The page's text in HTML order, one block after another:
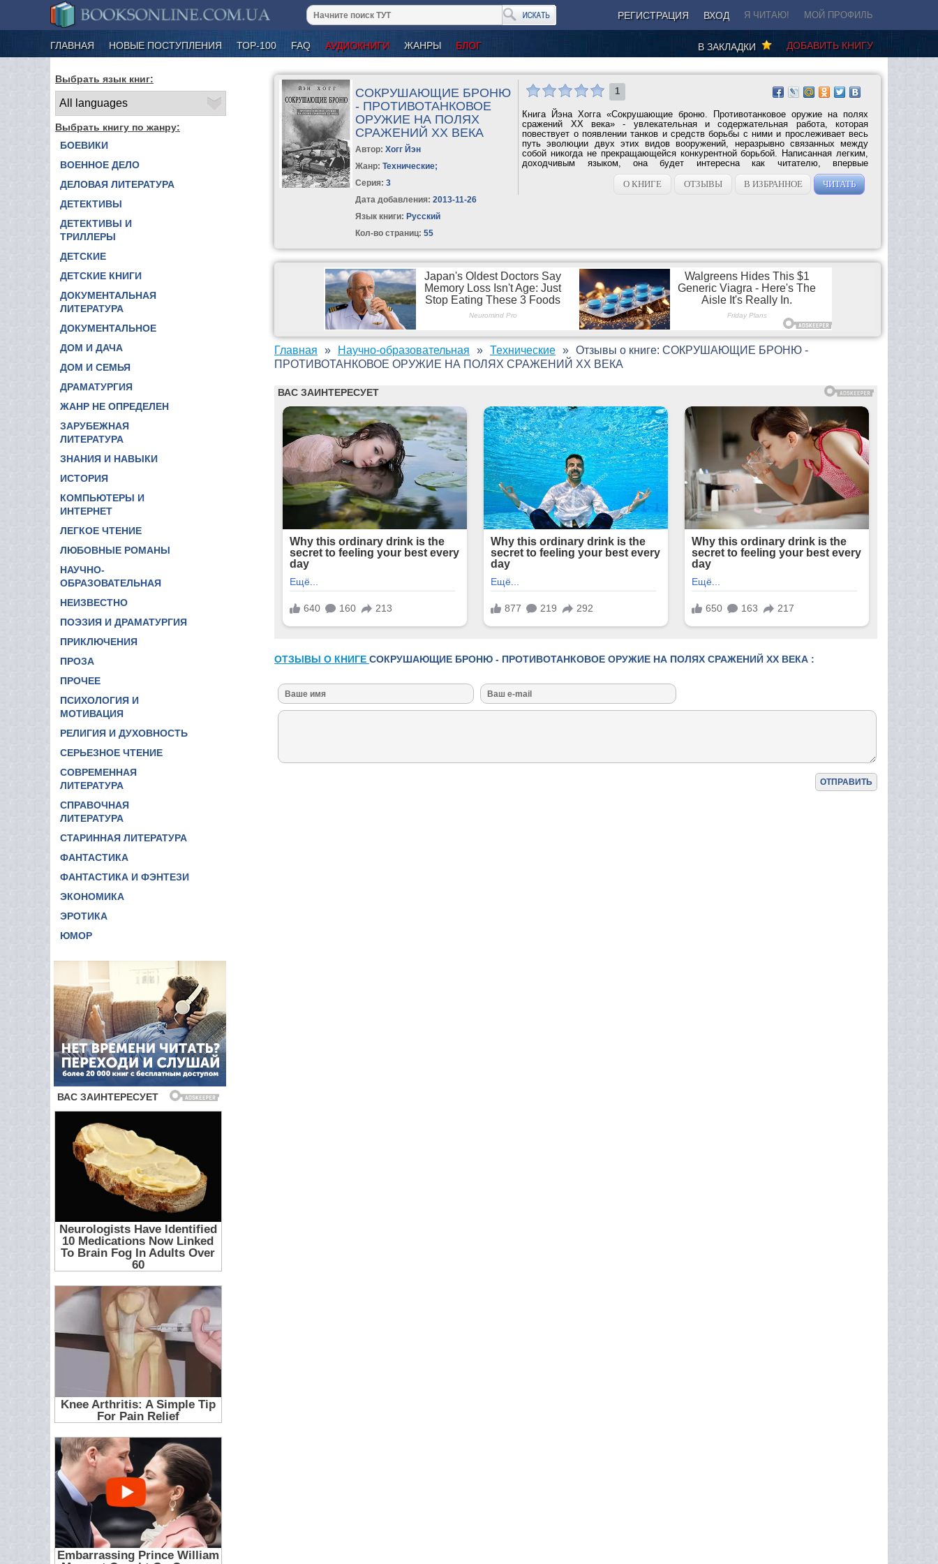
РЕГИСТРАЦИЯ ВХОД Я ЧИТАЮ! МОЙ ПРОФИЛЬ
ГЛАВНАЯ НОВЫЕ ПОСТУПЛЕНИЯ ТОР-100 FAQ АУДИОКНИГИ ЖАНРЫ БЛОГ ДОБАВИТЬ КНИГУ
В ЗАКЛАДКИ
Выбрать язык книг:
Выбрать книгу по жанру:
БОЕВИКИ
ВОЕННОЕ ДЕЛО
ДЕЛОВАЯ ЛИТЕРАТУРА
ДЕТЕКТИВЫ
ДЕТЕКТИВЫ И
ТРИЛЛЕРЫ
ДЕТСКИЕ
ДЕТСКИЕ КНИГИ
ДОКУМЕНТАЛЬНАЯ
ЛИТЕРАТУРА
ДОКУМЕНТАЛЬНОЕ
ДОМ И ДАЧА
ДОМ И СЕМЬЯ
ДРАМАТУРГИЯ
ЖАНР НЕ ОПРЕДЕЛЕН
ЗАРУБЕЖНАЯ
ЛИТЕРАТУРА
ЗНАНИЯ И НАВЫКИ
ИСТОРИЯ
КОМПЬЮТЕРЫ И
ИНТЕРНЕТ
ЛЕГКОЕ ЧТЕНИЕ
ЛЮБОВНЫЕ РОМАНЫ
НАУЧНО-
ОБРАЗОВАТЕЛЬНАЯ
НЕИЗВЕСТНО
ПОЭЗИЯ И ДРАМАТУРГИЯ
ПРИКЛЮЧЕНИЯ
ПРОЗА
ПРОЧЕЕ
ПСИХОЛОГИЯ И
МОТИВАЦИЯ
РЕЛИГИЯ И ДУХОВНОСТЬ
СЕРЬЕЗНОЕ ЧТЕНИЕ
СОВРЕМЕННАЯ
ЛИТЕРАТУРА
СПРАВОЧНАЯ
ЛИТЕРАТУРА
СТАРИННАЯ ЛИТЕРАТУРА
ФАНТАСТИКА
ФАНТАСТИКА И ФЭНТЕЗИ
ЭКОНОМИКА
ЭРОТИКА
ЮМОР
СОКРУШАЮЩИЕ БРОНЮ
- ПРОТИВОТАНКОВОЕ
ОРУЖИЕ НА ПОЛЯХ
СРАЖЕНИЙ XX ВЕКА
Автор:Хогг Йэн
Жанр: Технические;
Серия:3
Дата добавления: 2013-11-26
Язык книги: Русский
Кол-во страниц: 55
1
Книга Йэна Хогга «Сокрушающие броню. Противотанковое оружие на полях
сражений XX века» - увлекательная и содержательная работа, которая
повествует о появлении танков и средств борьбы с ними и прослеживает весь
путь эволюции двух этих видов вооружений, неразрывно связанных между
собой никогда не прекращающейся конкурентной борьбой. Написанная легким,
доходчивым языком, она будет интересна как читателю, впервые
О КНИГЕ
ОТЗЫВЫ В ИЗБРАННОЕ ЧИТАТЬ
Главная Научно-образовательная Технические
Отзывы о книге: СОКРУШАЮЩИЕ БРОНЮ -
ПРОТИВОТАНКОВОЕ ОРУЖИЕ НА ПОЛЯХ СРАЖЕНИЙ XX ВЕКА
ОТЗЫВЫ О КНИГЕ СОКРУШАЮЩИЕ БРОНЮ - ПРОТИВОТАНКОВОЕ ОРУЖИЕ НА ПОЛЯХ СРАЖЕНИЙ XX ВЕКА :